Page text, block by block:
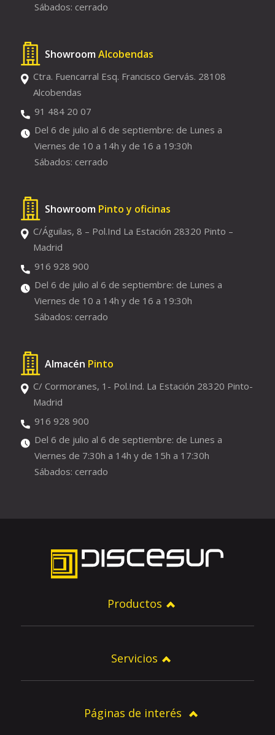
Sábados: cerrado
Showroom Alcobendas
Ctra. Fuencarral Esq. Francisco Gervás. 28108
Alcobendas
91 484 20 07
Del 6 de julio al 6 de septiembre: de Lunes a
Viernes de 10 a 14h y de 16 a 19:30h
Sábados: cerrado
Showroom Pinto y oficinas
C/Águilas, 8 – Pol.Ind La Estación 28320 Pinto –
Madrid
916 928 900
Del 6 de julio al 6 de septiembre: de Lunes a
Viernes de 10 a 14h y de 16 a 19:30h
Sábados: cerrado
Almacén Pinto
C/ Cormoranes, 1- Pol.Ind. La Estación 28320 Pinto-
Madrid
916 928 900
Del 6 de julio al 6 de septiembre: de Lunes a
Viernes de 7:30h a 14h y de 15h a 17:30h
Sábados: cerrado
Productos
Servicios
Páginas de interés